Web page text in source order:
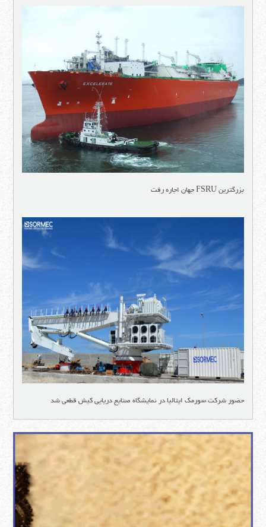
بزرگترین FSRU جهان اجاره رفت
حضور شرکت سورمک ایتالیا در نمایشگاه صنایع دریایی کیش قطعی شد